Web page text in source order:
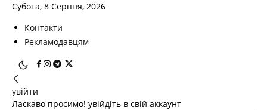
Субота, 8 Серпня, 2026
Контакти
Рекламодавцям
увійти
Ласкаво просимо! увійдіть в свій аккаунт